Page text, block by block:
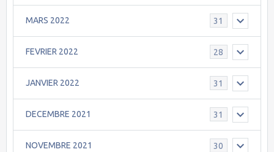
MARS 2022 31
FEVRIER 2022 28
JANVIER 2022 31
DECEMBRE 2021 31
NOVEMBRE 2021 30